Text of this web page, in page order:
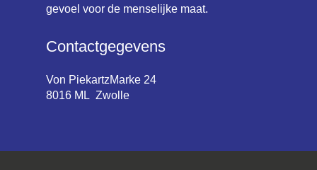
gevoel voor de menselijke maat.
Contactgegevens
Von PiekartzMarke 24
8016 ML Zwolle